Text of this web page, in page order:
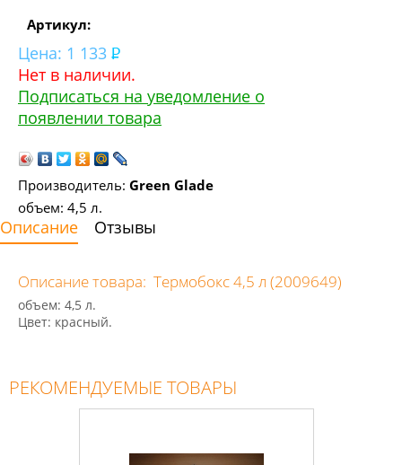
Артикул:
Цена: 1 133
Нет в наличии.
Подписаться на уведомление о
появлении товара
Производитель: Green Glade
объем: 4,5 л.
Описание Отзывы
Описание товара: Термобокс 4,5 л (2009649)
объем: 4,5 л.
Цвет: красный.
РЕКОМЕНДУЕМЫЕ ТОВАРЫ